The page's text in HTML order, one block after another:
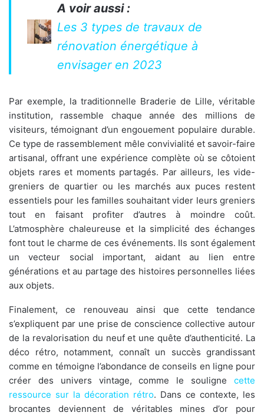
A voir aussi :
Les 3 types de travaux de
rénovation énergétique à
envisager en 2023
Par exemple, la traditionnelle Braderie de Lille, véritable
institution, rassemble chaque année des millions de
visiteurs, témoignant d’un engouement populaire durable.
Ce type de rassemblement mêle convivialité et savoir-faire
artisanal, offrant une expérience complète où se côtoient
objets rares et moments partagés. Par ailleurs, les vide-
greniers de quartier ou les marchés aux puces restent
essentiels pour les familles souhaitant vider leurs greniers
tout en faisant profiter d’autres à moindre coût.
L’atmosphère chaleureuse et la simplicité des échanges
font tout le charme de ces événements. Ils sont également
un vecteur social important, aidant au lien entre
générations et au partage des histoires personnelles liées
aux objets.
Finalement, ce renouveau ainsi que cette tendance
s’expliquent par une prise de conscience collective autour
de la revalorisation du neuf et une quête d’authenticité. La
déco rétro, notamment, connaît un succès grandissant
comme en témoigne l’abondance de conseils en ligne pour
créer des univers vintage, comme le souligne cette
ressource sur la décoration rétro. Dans ce contexte, les
brocantes deviennent de véritables mines d’or pour